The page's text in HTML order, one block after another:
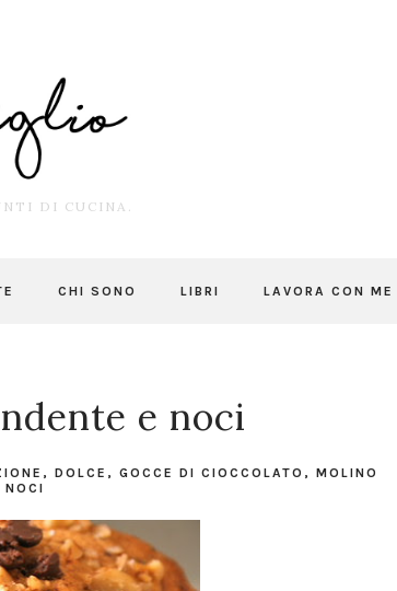
DI CUCINA.
CHI SONO LIBRI LAVORA CON ME
e noci
, DOLCE , GOCCE DI CIOCCOLATO , MOLINO
NOCI